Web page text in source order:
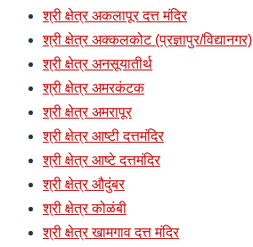
श्री क्षेत्र अकलापूर दत्त मंदिर
श्री क्षेत्र अक्कलकोट (प्रज्ञापुर/विद्यानगर)
श्री क्षेत्र अनसूयातीर्थ
श्री क्षेत्र अमरकंटक
श्री क्षेत्र अमरापूर
श्री क्षेत्र आष्टी दत्तमंदिर
श्री क्षेत्र आष्टे दत्तमंदिर
श्री क्षेत्र औदुंबर
श्री क्षेत्र कोळंबी
श्री क्षेत्र खामगाव दत्त मंदिर